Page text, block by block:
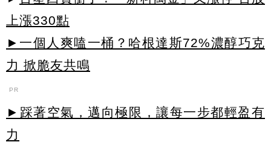
上漲330點
►一個人爽嗑一桶？哈根達斯72%濃醇巧克
力 掀脆友共鳴
PR
►踩著空氣，邁向極限，讓每一步都輕盈有
力